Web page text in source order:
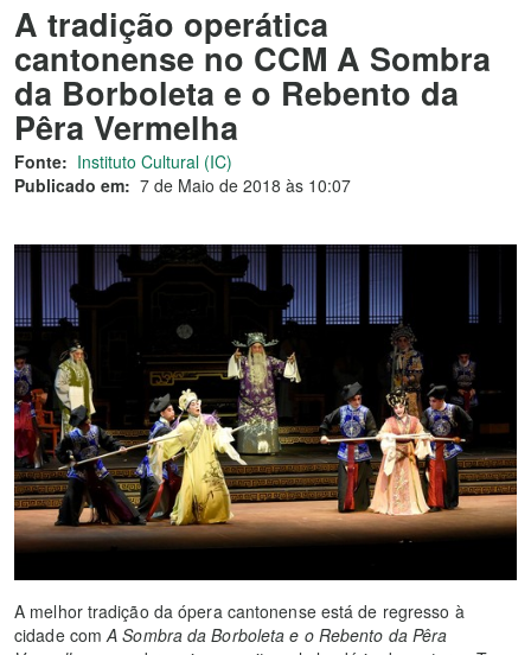
A tradição operática
cantonense no CCM A Sombra
da Borboleta e o Rebento da
Pêra Vermelha
Fonte: Instituto Cultural (IC)
Publicado em: 7 de Maio de 2018 às 10:07
A melhor tradição da ópera cantonense está de regresso à
cidade comA Sombra da Borboleta e o Rebento daPêra